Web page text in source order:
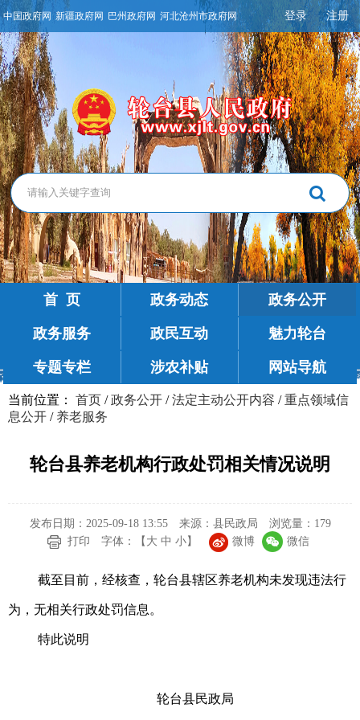
中国政府网 新疆政府网 巴州政府网 河北沧州市政府网 登录 注册
首 页 政务动态 政务公开
政务服务 政民互动 魅力轮台
专题专栏 涉农补贴 网站导航
当前位置： 首页 /政务公开 /法定主动公开内容 /重点领域信
息公开 / 养老服务
轮台县养老机构行政处罚相关情况说明
发布日期：2025-09-18 13:55 来源：县民政局 浏览量： 179
打印
字体：【 大 中 小】 微博 微信
截至目前，经核查，轮台县辖区养老机构未发现违法行
为，无相关行政处罚信息。
特此说明
轮台县民政局